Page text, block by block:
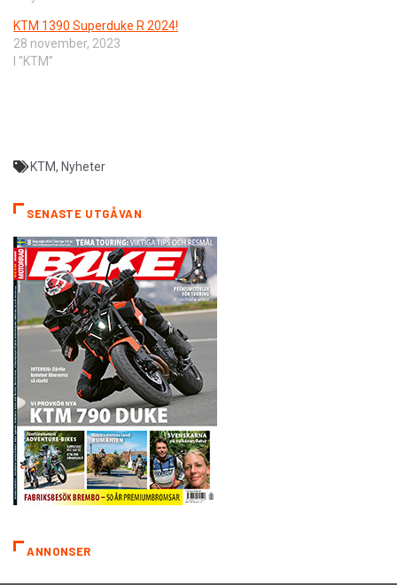
KTM 1390 Superduke R 2024!
28 november, 2023
I ”KTM”
KTM, Nyheter
SENASTE UTGÅVAN
ANNONSER